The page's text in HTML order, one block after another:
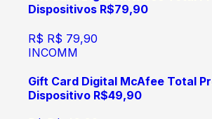
Dispositivos R$79,90
R$ R$ 79,90
INCOMM
Gift Card Digital McAfee Total
Dispositivo R$49,90